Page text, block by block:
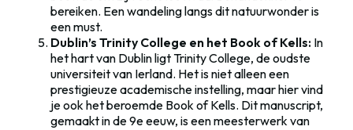
bereiken. Een wandeling langs dit natuurwonder is
een must.
Dublin’s Trinity College en het Book of Kells: In
het hart van Dublin ligt Trinity College, de oudste
universiteit van Ierland. Het is niet alleen een
prestigieuze academische instelling, maar hier vind
je ook het beroemde Book of Kells. Dit manuscript,
gemaakt in de 9e eeuw, is een meesterwerk van